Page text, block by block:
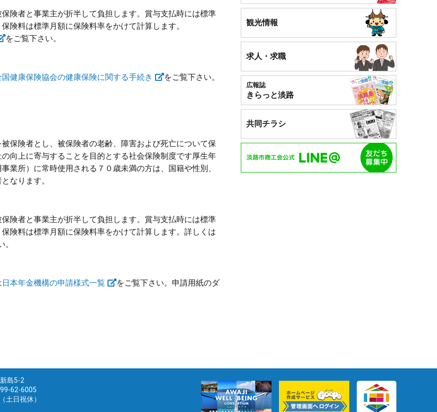
険者と事業主が折半して負担します。賞与支払時には標準
険料は標準月額に保険料率をかけて計算します。
をご覧下さい。
国健康保険協会の健康保険に関する手続き
をご覧下さい。
保険者とし、被保険者の老齢、障害および死亡について保
向上に寄与することを目的とする社会保険制度です厚生年
業所）に常時使用される７０歳未満の方は、国籍や性別、
なります。
険者と事業主が折半して負担します。賞与支払時には標準
険料は標準月額に保険料率をかけて計算します。詳しくは
日本年金機構の申請様式一覧
をご覧下さい。申請用紙のダ
観光情報
求人・求職
広報誌
きらっと淡路
共同チラシ
島5-2
62-6005
土日祝休）